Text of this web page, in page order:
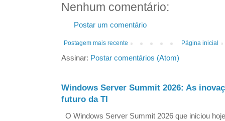
Nenhum comentário:
Postar um comentário
Postagem mais recente Página inicial
Assinar: Postar comentários (Atom)
Windows Server Summit 2026: As
futuro da TI
O Windows Server Summit 2026 que iniciou